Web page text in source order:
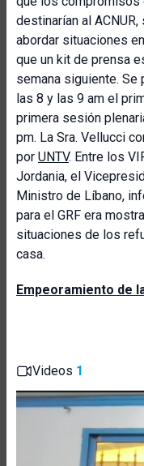
destinarían al
abordar situaciones
que un kit de prensa
semana siguiente.
las 8 y las 9 am el
primera sesión
pm. La Sra. Vellucci
por UNTV. Entre los
Jordania, el
Ministro de Líbano,
para el GRF era
situaciones de los
casa.
Empeoramiento de
Videos 1